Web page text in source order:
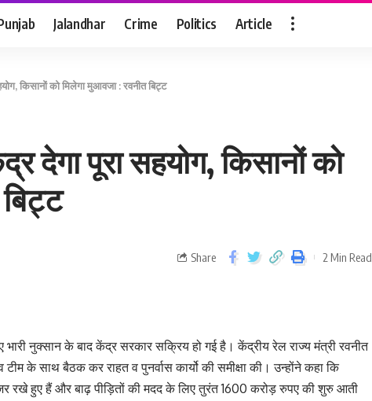
Jalandhar Crime Politics Article
किसानों को मिलेगा मुआवजा : रवनीत बिट्ट
देगा पूरा सहयोग, किसानों को
Share 2 Min Read
नुक्सान के बाद केंद्र सरकार सक्रिय हो गई है। केंद्रीय रेल राज्य मंत्री रवनीत
के साथ बैठक कर राहत व पुनर्वास कार्यो की समीक्षा की। उन्होंने कहा कि
रखे हुए हैं और बाढ़ पीड़ितों की मदद के लिए तुरंत 1600 करोड़ रुपए की शुरु आती